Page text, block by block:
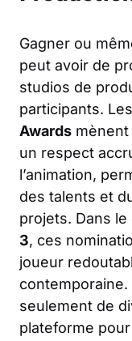
Gagner ou
peut avoir de
studios de
participants.
Awards
un respect
l’animation,
des talents et
projets. Dans le
3, ces
joueur
seulement de
plateforme